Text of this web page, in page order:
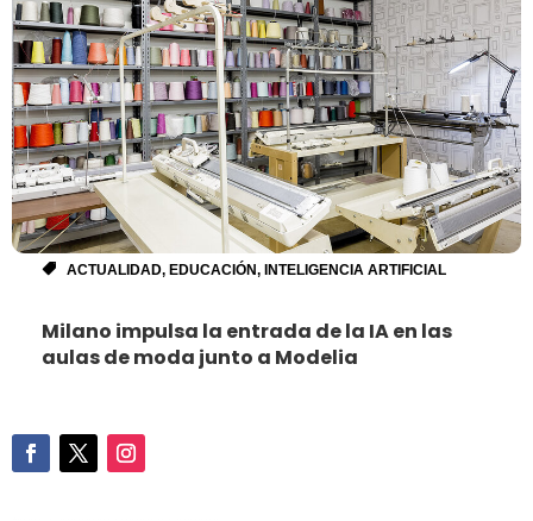
ACTUALIDAD, EDUCACIÓN, INTELIGENCIA ARTIFICIAL
Milano impulsa la entrada de la IA en las
aulas de moda junto a Modelia